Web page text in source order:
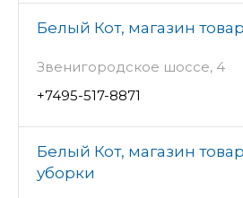
Белый Кот, магазин
Звенигородское шоссе, 4
+7495-517-8871
Белый Кот, магазин
уборки